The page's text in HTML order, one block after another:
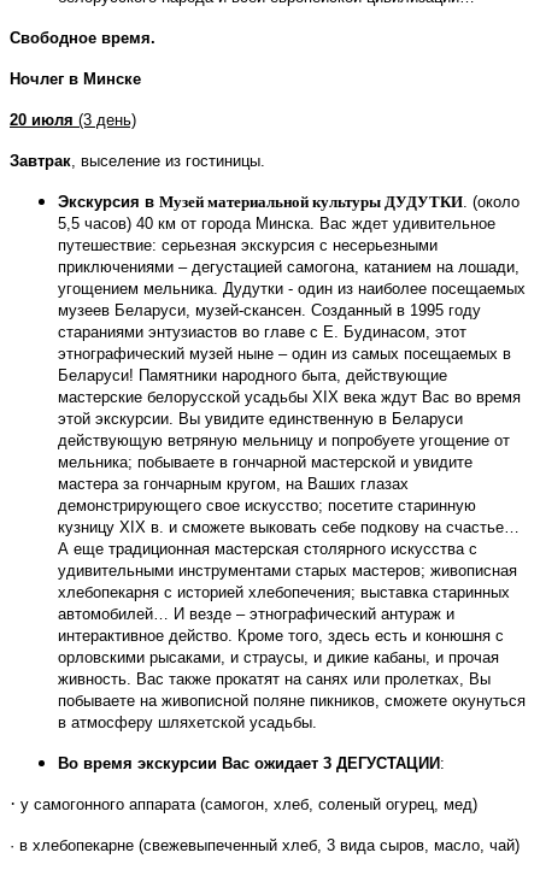
Свободное время.
Ночлег в Минске
20 июля (3 день)
Завтрак, выселение из гостиницы.
Экскурсия в Музей материальной культуры ДУДУТКИ. (около
5,5 часов) 40 км от города Минска. Вас ждет удивительное
путешествие: серьезная экскурсия с несерьезными
приключениями – дегустацией самогона, катанием на лошади,
угощением мельника. Дудутки - один из наиболее посещаемых
музеев Беларуси, музей-скансен. Созданный в 1995 году
стараниями энтузиастов во главе с Е. Будинасом, этот
этнографический музей ныне – один из самых посещаемых в
Беларуси! Памятники народного быта, действующие
мастерские белорусской усадьбы XIX века ждут Вас во время
этой экскурсии. Вы увидите единственную в Беларуси
действующую ветряную мельницу и попробуете угощение от
мельника; побываете в гончарной мастерской и увидите
мастера за гончарным кругом, на Ваших глазах
демонстрирующего свое искусство; посетите старинную
кузницу XIX в. и сможете выковать себе подкову на счастье…
А еще традиционная мастерская столярного искусства с
удивительными инструментами старых мастеров; живописная
хлебопекарня с историей хлебопечения; выставка старинных
автомобилей… И везде – этнографический антураж и
интерактивное действо. Кроме того, здесь есть и конюшня с
орловскими рысаками, и страусы, и дикие кабаны, и прочая
живность. Вас также прокатят на санях или пролетках, Вы
побываете на живописной поляне пикников, сможете окунуться
в атмосферу шляхетской усадьбы.
Во время экскурсии Вас ожидает 3 ДЕГУСТАЦИИ :
· у самогонного аппарата (самогон, хлеб, соленый огурец, мед)
· в хлебопекарне (свежевыпеченный хлеб, 3 вида сыров, масло, чай)